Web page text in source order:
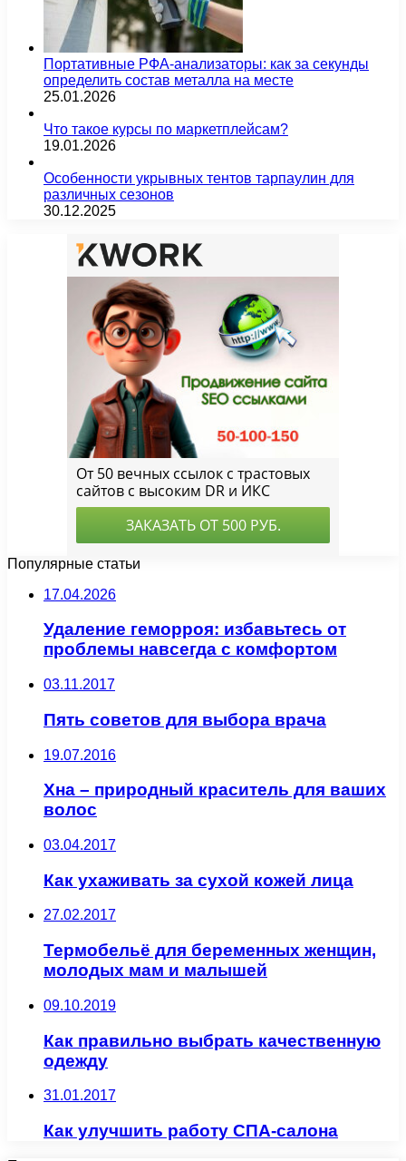
Портативные РФА-анализаторы: как за секунды
определить состав металла на месте
25.01.2026
Что такое курсы по маркетплейсам?
19.01.2026
Особенности укрывных тентов тарпаулин для
различных сезонов
30.12.2025
Популярные статьи
17.04.2026
Удаление геморроя: избавьтесь от
проблемы навсегда с комфортом
03.11.2017
Пять советов для выбора врача
19.07.2016
Хна – природный краситель для ваших
волос
03.04.2017
Как ухаживать за сухой кожей лица
27.02.2017
Термобельё для беременных женщин,
молодых мам и малышей
09.10.2019
Как правильно выбрать качественную
одежду
31.01.2017
Как улучшить работу СПА-салона